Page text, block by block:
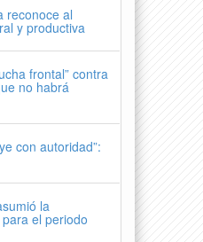
reconoce al
y productiva
frontal” contra
no habrá
con autoridad”:
la
el periodo